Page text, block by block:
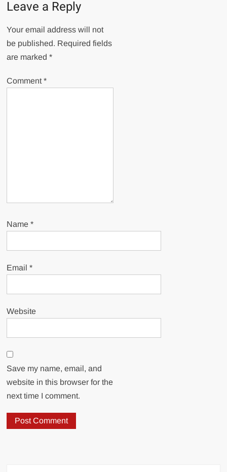
Leave a Reply
Your email address will not
be published. Required fields
are marked*
Comment*
Name*
Email*
Website
Save my name, email, and
website in this browser for the
next time I comment.